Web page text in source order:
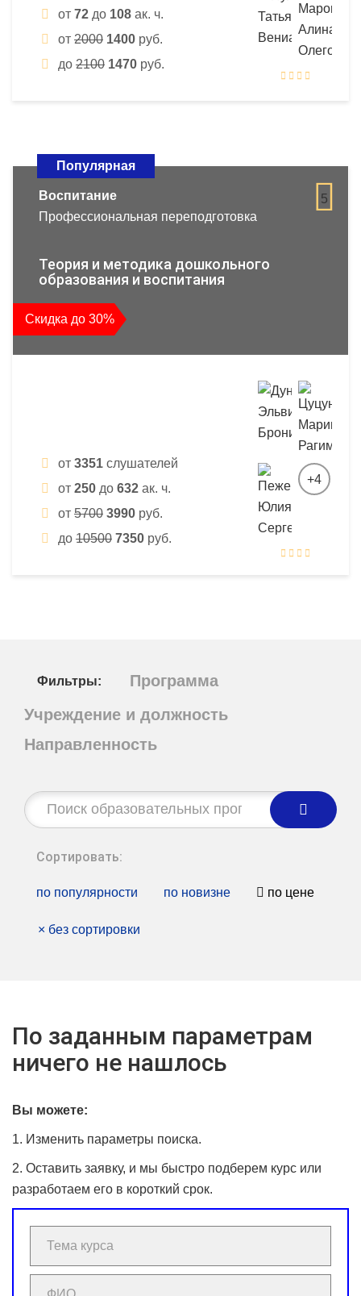
от 72 до 108 ак. ч.
от 2000 1400 руб.
до 2100 1470 руб.
Популярная
5
Воспитание
Профессиональная переподготовка
Теория и методика дошкольного
образования и воспитания
Скидка до 30%
от 3351 слушателей
от 250 до 632 ак. ч.
от 5700 3990 руб.
до 10500 7350 руб.
+4
Фильтры:
Программа
Учреждение и должность
Направленность
Строка
поиска:
Сортировать:
по популярности по новизне по цене
× без сортировки
По заданным параметрам
ничего не нашлось
Вы можете:
1. Изменить параметры поиска.
2. Оставить заявку, и мы быстро подберем курс или
разработаем его в короткий срок.